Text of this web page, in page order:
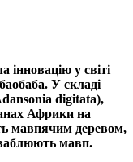
інновацію у світі
баобаба. У складі
digitata),
Африки на
мавпячим деревом,
мавп.